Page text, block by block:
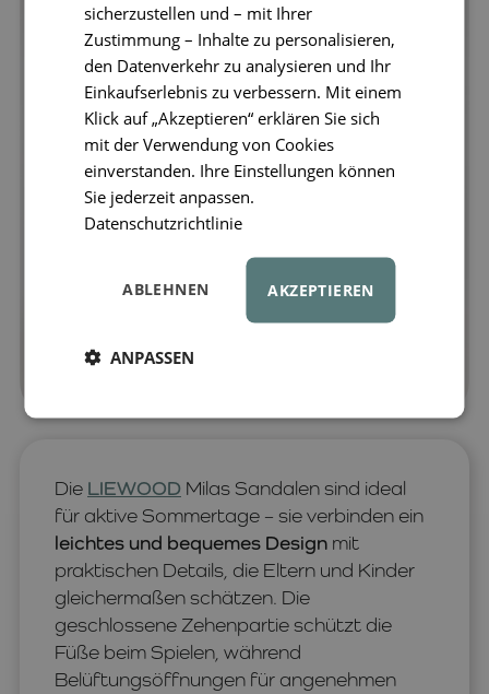
Die LIEWOOD Milas Sandalen sind ideal
für aktive Sommertage – sie verbinden ein
leichtes und bequemes Design mit
praktischen Details, die Eltern und Kinder
gleichermaßen schätzen. Die
geschlossene Zehenpartie schützt die
Füße beim Spielen, während
Belüftungsöffnungen für angenehmen
sicherzustellen und – mit Ihrer
Zustimmung – Inhalte zu personalisieren,
den Datenverkehr zu analysieren und Ihr
Einkaufserlebnis zu verbessern. Mit einem
Klick auf „Akzeptieren“ erklären Sie sich
mit der Verwendung von Cookies
einverstanden. Ihre Einstellungen können
Sie jederzeit anpassen.
Datenschutzrichtlinie
AKZEPTIEREN
ABLEHNEN
ANPASSEN